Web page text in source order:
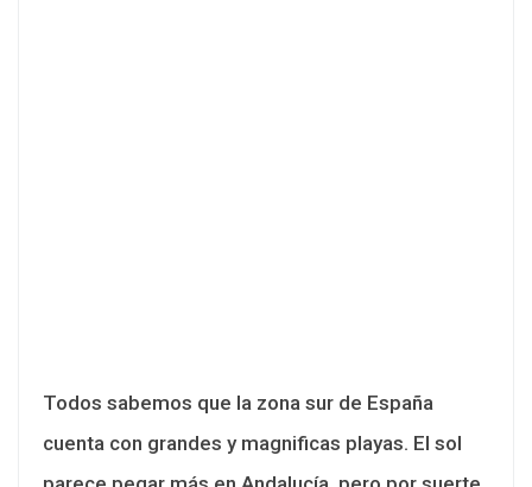
Todos sabemos que la zona sur de España
cuenta con grandes y magnificas playas. El sol